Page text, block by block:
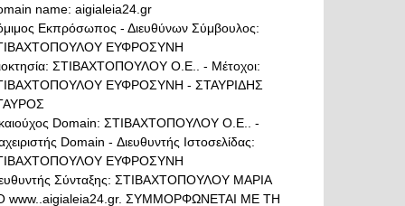
name: aigialeia24.gr
Εκπρόσωπος - Διευθύνων Σύμβουλος:
ΕΥΦΡΟΣΥΝΗ
ΣΤΙΒΑΧΤΟΠΟΥΛΟΥ Ο.Ε.. - Μέτοχοι:
ΕΥΦΡΟΣΥΝΗ - ΣΤΑΥΡΙΔΗΣ
Domain: ΣΤΙΒΑΧΤΟΠΟΥΛΟΥ Ο.Ε.. -
Domain - Διευθυντής Ιστοσελίδας:
ΕΥΦΡΟΣΥΝΗ
Σύνταξης: ΣΤΙΒΑΧΤΟΠΟΥΛΟΥ ΜΑΡΙΑ
www..aigialeia24.gr. ΣΥΜΜΟΡΦΩΝΕΤΑΙ ΜΕ ΤΗ